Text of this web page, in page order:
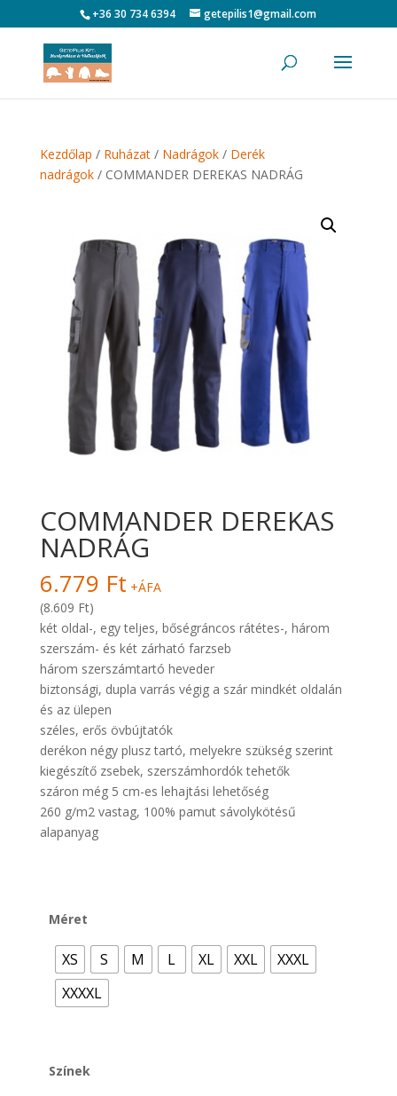
+36 30 734 6394 getepilis1@gmail.com
Kezdőlap / Ruházat/ Nadrágok/ Derék
nadrágok/ COMMANDER DEREKAS NADRÁG
COMMANDER DEREKAS
NADRÁG
6.779 Ft +ÁFA
(8.609 Ft)
két oldal-, egy teljes, bőségráncos rátétes-, három
szerszám- és két zárható farzseb
három szerszámtartó heveder
biztonsági, dupla varrás végig a szár mindkét oldalán
és az ülepen
széles, erős övbújtatók
derékon négy plusz tartó, melyekre szükség szerint
kiegészítő zsebek, szerszámhordók tehetők
száron még 5 cm-es lehajtási lehetőség
260 g/m2 vastag, 100% pamut sávolykötésű
alapanyag
Méret
XS S M L XL XXL
XXXL
XXXXL
Színek